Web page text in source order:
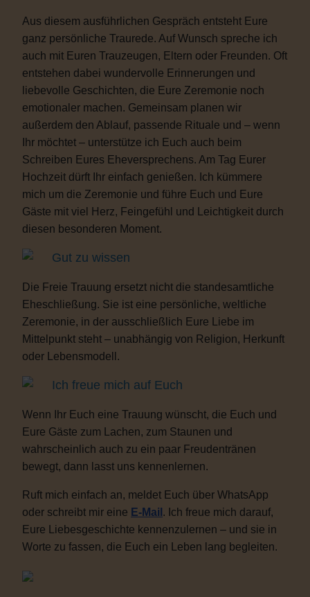
Aus diesem ausführlichen Gespräch entsteht Eure
ganz persönliche Traurede. Auf Wunsch spreche ich
auch mit Euren Trauzeugen, Eltern oder Freunden. Oft
entstehen dabei wundervolle Erinnerungen und
liebevolle Geschichten, die Eure Zeremonie noch
emotionaler machen. Gemeinsam planen wir
außerdem den Ablauf, passende Rituale und – wenn
Ihr möchtet – unterstütze ich Euch auch beim
Schreiben Eures Eheversprechens. Am Tag Eurer
Hochzeit dürft Ihr einfach genießen. Ich kümmere
mich um die Zeremonie und führe Euch und Eure
Gäste mit viel Herz, Feingefühl und Leichtigkeit durch
diesen besonderen Moment.
Gut zu wissen
Die Freie Trauung ersetzt nicht die standesamtliche
Eheschließung. Sie ist eine persönliche, weltliche
Zeremonie, in der ausschließlich Eure Liebe im
Mittelpunkt steht – unabhängig von Religion, Herkunft
oder Lebensmodell.
Ich freue mich auf Euch
Wenn Ihr Euch eine Trauung wünscht, die Euch und
Eure Gäste zum Lachen, zum Staunen und
wahrscheinlich auch zu ein paar Freudentränen
bewegt, dann lasst uns kennenlernen.
Ruft mich einfach an, meldet Euch über WhatsApp
oder schreibt mir eine E-Mail . Ich freue mich darauf,
Eure Liebesgeschichte kennenzulernen – und sie in
Worte zu fassen, die Euch ein Leben lang begleiten.